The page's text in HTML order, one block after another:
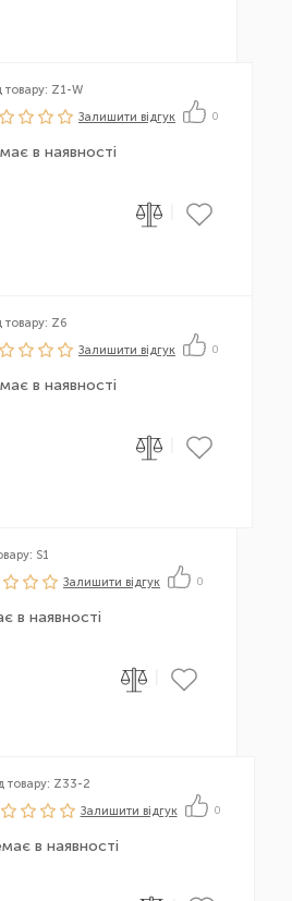
товару: Z1-W
Залишити вiдгук
0
в наявності
товару: Z6
Залишити вiдгук
0
в наявності
S1
Залишити вiдгук
0
в наявності
товару: Z33-2
Залишити вiдгук
0
в наявності